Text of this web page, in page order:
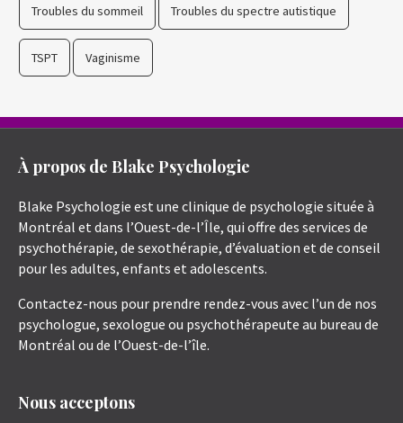
Troubles du sommeil Troubles du spectre autistique
TSPT Vaginisme
À propos de Blake Psychologie
Blake Psychologie est une clinique de psychologie située à
Montréal et dans l’Ouest-de-l’Île, qui offre des services de
psychothérapie, de sexothérapie, d’évaluation et de conseil
pour les adultes, enfants et adolescents.
Contactez-nous pour prendre rendez-vous avec l’un de nos
psychologue, sexologue ou psychothérapeute au bureau de
Montréal ou de l’Ouest-de-l’île.
Nous acceptons